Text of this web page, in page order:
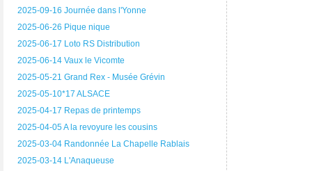
2025-09-16 Journée dans l'Yonne
2025-06-26 Pique nique
2025-06-17 Loto RS Distribution
2025-06-14 Vaux le Vicomte
2025-05-21 Grand Rex - Musée Grévin
2025-05-10*17 ALSACE
2025-04-17 Repas de printemps
2025-04-05 A la revoyure les cousins
2025-03-04 Randonnée La Chapelle Rablais
2025-03-14 L'Anaqueuse